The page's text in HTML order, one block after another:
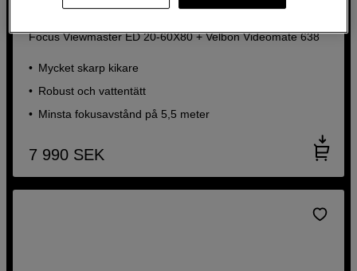
Focus Viewmaster ED 20-60X80 + Velbon Videomate 638
Mycket skarp kikare
Robust och vattentätt
Minsta fokusavstånd på 5,5 meter
7 990 SEK